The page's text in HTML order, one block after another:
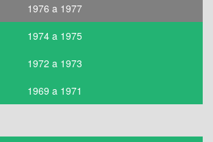
1976 a 1977
1974 a 1975
1972 a 1973
1969 a 1971